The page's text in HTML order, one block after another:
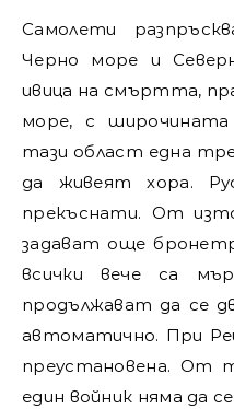
Самолети
Черно море и
ивица на смъртта,
море, с
тази област една
да живеят хора.
прекъснати. От
задават още
всички вече са
продължават да се
автоматично. При
преустановена. От
един войник няма да